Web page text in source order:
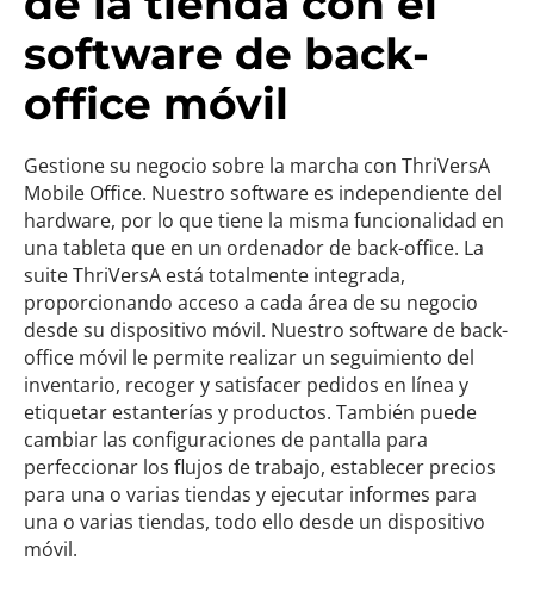
software de back-
office móvil
Gestione su negocio sobre la marcha con ThriVersA
Mobile Office. Nuestro software es independiente del
hardware, por lo que tiene la misma funcionalidad en
una tableta que en un ordenador de back-office. La
suite ThriVersA está totalmente integrada,
proporcionando acceso a cada área de su negocio
desde su dispositivo móvil. Nuestro software de back-
office móvil le permite realizar un seguimiento del
inventario, recoger y satisfacer pedidos en línea y
etiquetar estanterías y productos. También puede
cambiar las configuraciones de pantalla para
perfeccionar los flujos de trabajo, establecer precios
para una o varias tiendas y ejecutar informes para
una o varias tiendas, todo ello desde un dispositivo
móvil.